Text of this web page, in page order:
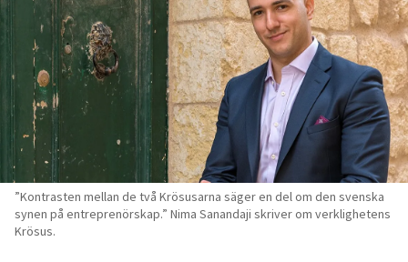
”Kontrasten mellan de två Krösusarna säger en del om den svenska
synen på entreprenörskap.” Nima Sanandaji skriver om verklighetens
Krösus.